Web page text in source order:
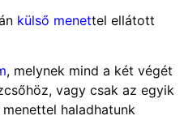
külső menettel ellátott
, melynek mind a két végét
vagy csak az egyik
haladhatunk